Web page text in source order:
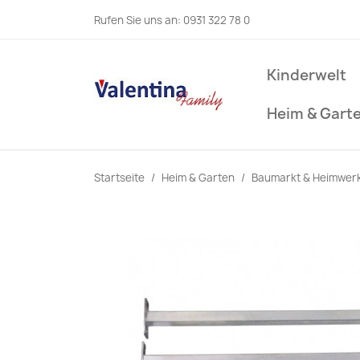
Rufen Sie uns an: 0931 322 78 0
Kinderwelt
Heim &
Startseite Heim & Garten Baumarkt &